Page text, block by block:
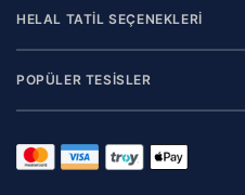
Grossbottwar
Heidenheim an der Brenz
Heilbronn
Herrenberg
Huettlingen
Igersheim
HELAL TATİL SEÇENEKLERİ
POPÜLER TESİSLER